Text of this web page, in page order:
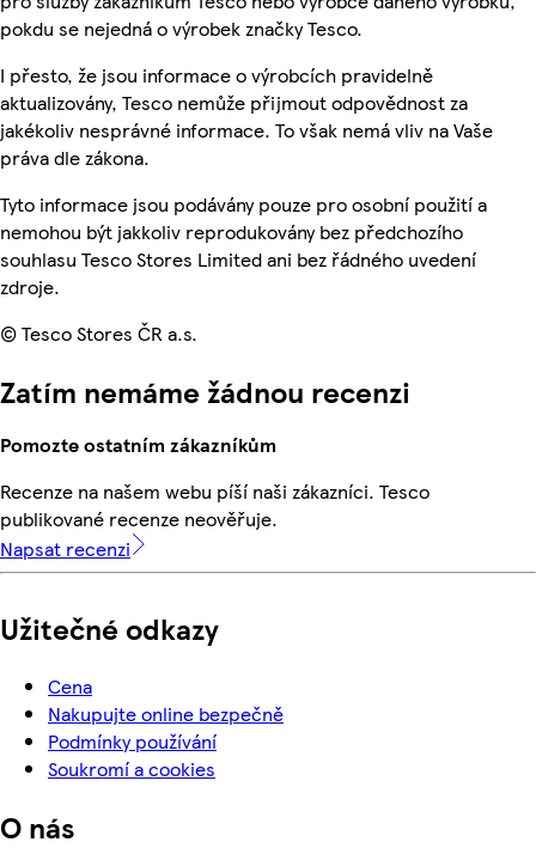
pokdu se nejedná o výrobek značky Tesco.
I přesto, že jsou informace o výrobcích pravidelně
aktualizovány, Tesco nemůže přijmout odpovědnost za
jakékoliv nesprávné informace. To však nemá vliv na Vaše
práva dle zákona.
Tyto informace jsou podávány pouze pro osobní použití a
nemohou být jakkoliv reprodukovány bez předchozího
souhlasu Tesco Stores Limited ani bez řádného uvedení
zdroje.
© Tesco Stores ČR a.s.
Zatím nemáme žádnou recenzi
Pomozte ostatním zákazníkům
Recenze na našem webu píší naši zákazníci. Tesco
publikované recenze neověřuje.
Napsat recenzi
Užitečné odkazy
Cena
Nakupujte online bezpečně
Podmínky používání
Soukromí a cookies
O nás